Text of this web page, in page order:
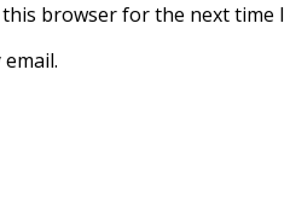
browser for the next time I